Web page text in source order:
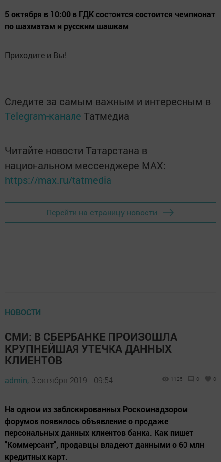
5 октября в 10:00 в ГДК состоится состоится чемпионат
по шахматам и русским шашкам
Приходите и Вы!
Следите за самым важным и интересным в
Telegram-канале Татмедиа
Читайте новости Татарстана в
национальном мессенджере MАХ:
https://max.ru/tatmedia
Перейти на страницу новости
НОВОСТИ
СМИ: В СБЕРБАНКЕ ПРОИЗОШЛА
КРУПНЕЙШАЯ УТЕЧКА ДАННЫХ
КЛИЕНТОВ
admin, 3 октября 2019 - 09:54 1125 0 0
На одном из заблокированных Роскомнадзором
форумов появилось объявление о продаже
персональных данных клиентов банка. Как пишет
"Коммерсант", продавцы владеют данными о 60 млн
кредитных карт.